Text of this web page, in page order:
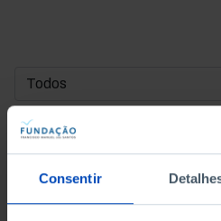
Consentir
DATA DE INÍCIO
DATA DE FIM